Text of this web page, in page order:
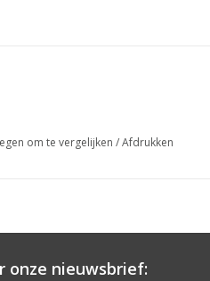
om te vergelijken /Afdrukken
onze nieuwsbrief: